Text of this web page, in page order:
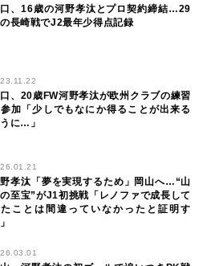
、16歳の河野孝汰とプロ契約締結…29
の長崎戦でJ2最年少得点記録
、20歳FW河野孝汰が欧州クラブの練習
加「少しでもなにか得ることが出来る
に…」
孝汰「夢を実現するため」岡山へ…“山
至宝”がJ1初挑戦「レノファで成長して
ことは間違っていなかったと証明す